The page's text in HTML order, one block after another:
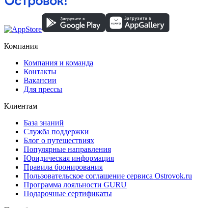
Компания
Компания и команда
Контакты
Вакансии
Для прессы
Клиентам
База знаний
Служба поддержки
Блог о путешествиях
Популярные направления
Юридическая информация
Правила бронирования
Пользовательское соглашение сервиса Ostrovok.ru
Программа лояльности GURU
Подарочные сертификаты